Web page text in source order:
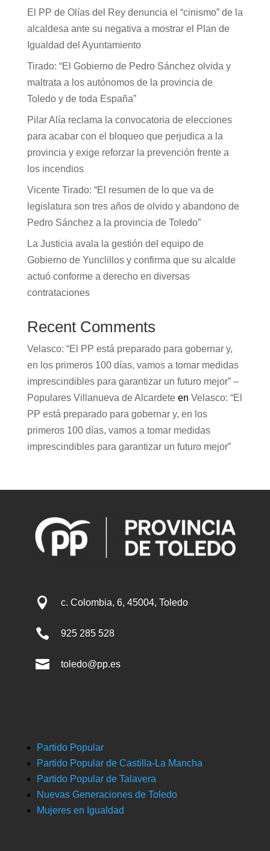
El PP de Olías del Rey denuncia el “cinismo” de la
alcaldesa ante su negativa a mostrar el Plan de
Igualdad del Ayuntamiento
Tirado: “El Gobierno de Pedro Sánchez olvida y
maltrata a los autónomos de la provincia de
Toledo y de toda España”
Pilar Alía reclama la convocatoria de elecciones
para acabar con el bloqueo que perjudica a la
provincia y exige reforzar la prevención frente a
los incendios
Vicente Tirado: “El resumen de lo que va de
legislatura son tres años de olvido y abandono de
Pedro Sánchez a la provincia de Toledo”
La Justicia avala la gestión del equipo de
Gobierno de Yunclillos y confirma que su alcalde
actuó conforme a derecho en diversas
contrataciones
Recent Comments
Velasco: “El PP está preparado para gobernar y,
en los primeros 100 días, vamos a tomar medidas
imprescindibles para garantizar un futuro mejor” –
Populares Villanueva de Alcardeteen Velasco: “El
PP está preparado para gobernar y, en los
primeros 100 días, vamos a tomar medidas
imprescindibles para garantizar un futuro mejor”
 c. Colombia, 6, 45004, Toledo
 925 285 528
 toledo@pp.es
Partido Popular
Partido Popular de Castilla-La Mancha
Partido Popular de Talavera
Nuevas Generaciones de Toledo
Mujeres en Igualdad